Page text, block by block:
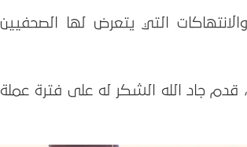
التي يتعرض لها الصحفيين
جاد الله الشكر له على فترة عملة